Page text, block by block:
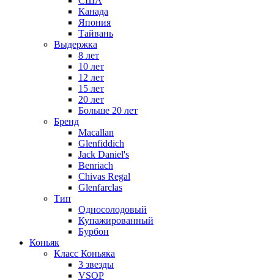
Канада
Япония
Тайвань
Выдержка
8 лет
10 лет
12 лет
15 лет
20 лет
Больше 20 лет
Бренд
Macallan
Glenfiddich
Jack Daniel's
Benriach
Chivas Regal
Glenfarclas
Тип
Односолодовый
Купажированный
Бурбон
Коньяк
Класс Коньяка
3 звезды
VSOP